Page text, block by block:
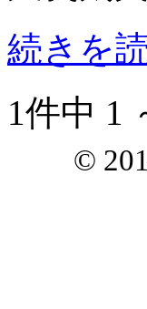
続きを
1件中 1
©